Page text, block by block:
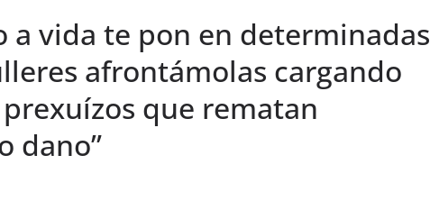
a vida te pon en determinadas
afrontámolas cargando
que rematan
dano”